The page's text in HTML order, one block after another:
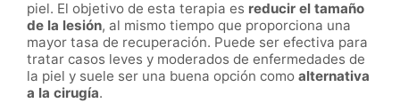
piel. El objetivo de esta terapia es reducir el tamaño
de la lesión, al mismo tiempo que proporciona una
mayor tasa de recuperación. Puede ser efectiva para
tratar casos leves y moderados de enfermedades de
la piel y suele ser una buena opción como alternativa
a la cirugía.